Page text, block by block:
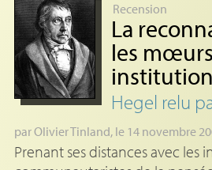
Recension
La
les
Hegel relu
parOlivier Tinland, le 14 novembre
Prenant ses distances avec les